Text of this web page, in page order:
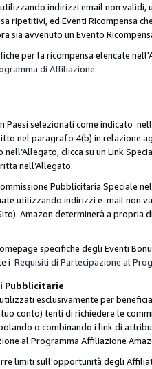
indirizzi email non
ripetitivi, ed Eventi Ricompensa
sia avvenuto un Evento
per la ricompensa elencate
di Affiliazione.
Paesi selezionati come indicato
nel paragrafo 4(b) in relazione
nell’Allegato, clicca su un Link
nell’Allegato.
Pubblicitaria Speciale
utilizzando indirizzi e-mail non
Amazon determinerà a propria
specifiche degli Eventi
i Requisiti di Partecipazione al
Pubblicitarie
esclusivamente per
conto) tenti di richiedere le
o combinando i link di
al Programma Affiliazione
limiti sull'opportunità degli